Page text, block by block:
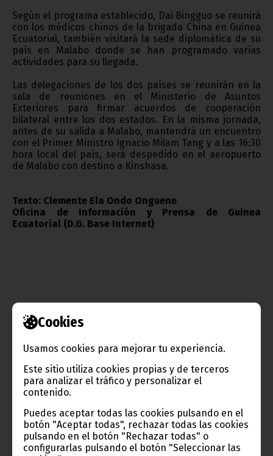
Cookies
Usamos cookies para mejorar tu experiencia.
Este sitio utiliza cookies propias y de terceros
para analizar el tráfico y personalizar el
contenido.
Puedes aceptar todas las cookies pulsando en el
botón "Aceptar todas", rechazar todas las cookies
pulsando en el botón "Rechazar todas" o
configurarlas pulsando el botón "Seleccionar las
Según el programa establecido, Dai Bingguo se reunirá
con los médicos chinos de la brigada China en Guinea
Ecuatorial, también visitará la sede diplomática de su
país en Malabo donde se han programado varias
actividades para su llegada.
Las delegaciones de los dos países se reunirán en la
sala de reuniones en el Ministerio de Asuntos
Exteriores para firmar acuerdos de cooperación
bilateral entre los dos estados. En la misma jornada,
antes de su salida a Malabo, mantendrá un encuentro
con el Primer Ministro Ignacio Milam Tang y a las 16:30
hora local del país, será despedido en el aeropuerto
de Malabo con destino a Kinshasa.
Texto: Clemente Ela Ondo Onguene
Oficina de Información y Prensa de Guinea
Ecuatorial (D.G. Base Internet)
Gobierno e Instituciones
Información de Guinea Ecuatorial